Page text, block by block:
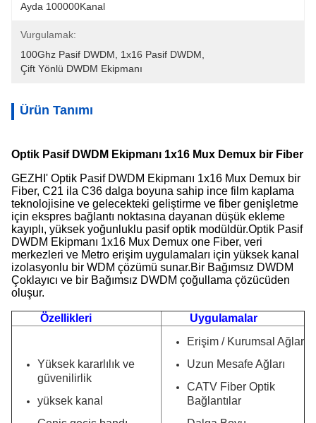
Ayda 100000Kanal
Vurgulamak:
100Ghz Pasif DWDM
1x16 Pasif DWDM
Çift Yönlü DWDM Ekipmanı
Ürün Tanımı
Optik Pasif DWDM Ekipmanı 1x16 Mux Demux bir Fiber
GEZHI' Optik Pasif DWDM Ekipmanı 1x16 Mux Demux bir
Fiber, C21 ila C36 dalga boyuna sahip ince film kaplama
teknolojisine ve gelecekteki geliştirme ve fiber genişletme
için ekspres bağlantı noktasına dayanan düşük ekleme
kayıplı, yüksek yoğunluklu pasif optik modüldür.Optik Pasif
DWDM Ekipmanı 1x16 Mux Demux one Fiber, veri
merkezleri ve Metro erişim uygulamaları için yüksek kanal
izolasyonlu bir WDM çözümü sunar.Bir Bağımsız DWDM
Çoklayıcı ve bir Bağımsız DWDM çoğullama çözücüden
oluşur.
Özellikleri Uygulamalar
Yüksek kararlılık ve
güvenilirlik
yüksek kanal
Erişim / Kurumsal Ağlar
Uzun Mesafe Ağları
CATV Fiber Optik
Bağlantılar